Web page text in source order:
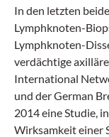
In den letzten
Lymphknoten-
Lymphknoten-
verdächtige
International
und der German
2014 eine Studie,
Wirksamkeit einer